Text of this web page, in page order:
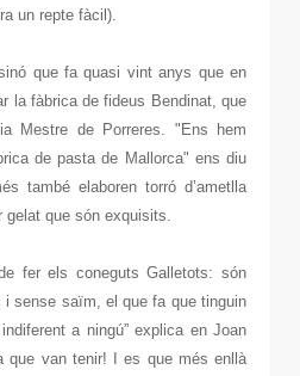
un repte fàcil).
que fa quasi vint anys que en
la fàbrica de fideus Bendinat, que
Mestre de Porreres. "Ens hem
de pasta de Mallorca" ens diu
també elaboren torró d’ametlla
gelat que són exquisits.
fer els coneguts Galletots: són
i sense saïm, el que fa que tinguin
a ningú” explica en Joan
que van tenir! I es que més enllà